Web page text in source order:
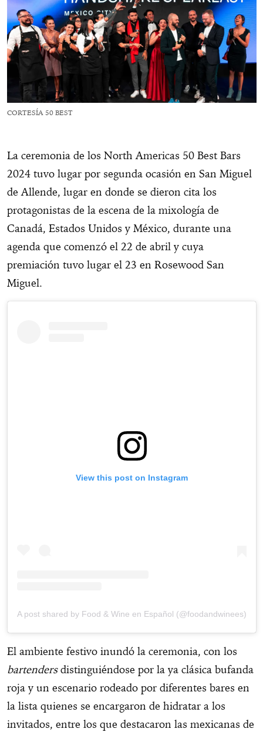
CORTESÍA 50 BEST
La ceremonia de los North Americas 50 Best Bars
2024 tuvo lugar por segunda ocasión en San Miguel
de Allende, lugar en donde se dieron cita los
protagonistas de la escena de la mixología de
Canadá, Estados Unidos y México, durante una
agenda que comenzó el 22 de abril y cuya
premiación tuvo lugar el 23 en Rosewood San
Miguel.
View this post on Instagram
A post shared by Food & Wine en Español (@foodandwinees)
El ambiente festivo inundó la ceremonia, con los
bartendersdistinguiéndose por la ya clásica bufanda
roja y un escenario rodeado por diferentes bares en
la lista quienes se encargaron de hidratar a los
invitados, entre los que destacaron las mexicanas de